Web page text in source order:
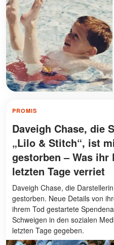
PROMIS
Daveigh Chase, die
„Lilo & Stitch“, ist
gestorben – Was ihr
letzten Tage verriet
Daveigh Chase, die
gestorben. Neue Details von
ihrem Tod gestartete
Schweigen in den sozialen
letzten Tage gegeben.